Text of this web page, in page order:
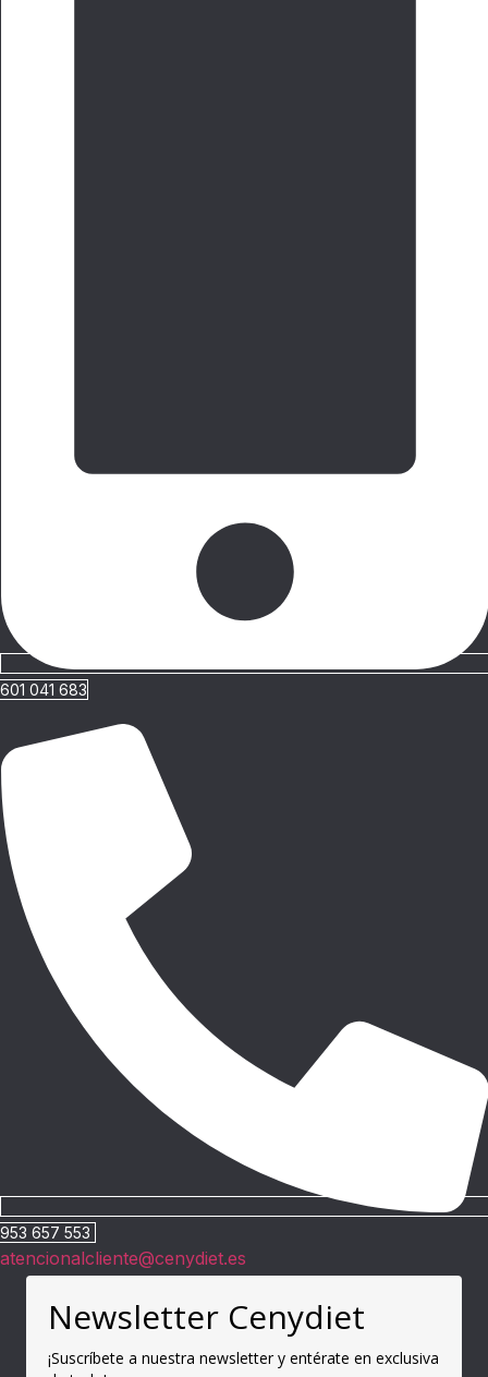
601 041 683
953 657 553
atencionalcliente@cenydiet.es
Newsletter Cenydiet
¡Suscríbete a nuestra newsletter y entérate en exclusiva